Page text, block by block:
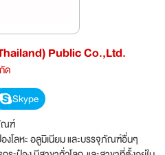
Public Co.,Ltd.
ด
Skype
ณฑ์
งโลหะ อลูมิเนียม และบรรจุภัณฑ์อื่นๆ